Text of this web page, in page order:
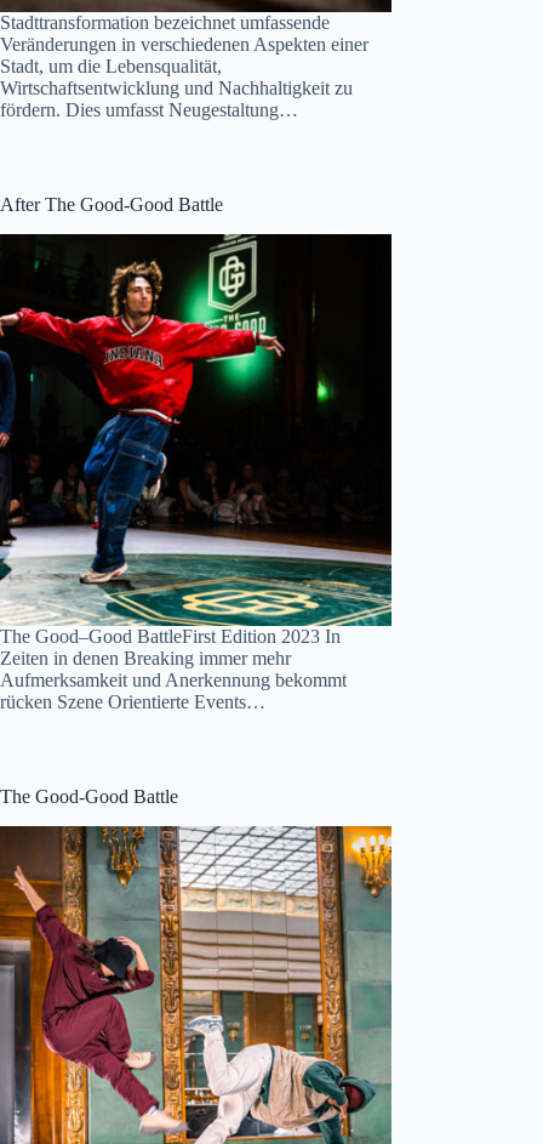
Stadttransformation bezeichnet umfassende
Veränderungen in verschiedenen Aspekten einer
Stadt, um die Lebensqualität,
Wirtschaftsentwicklung und Nachhaltigkeit zu
fördern. Dies umfasst Neugestaltung…
After The Good-Good Battle
The Good–Good BattleFirst Edition 2023 In
Zeiten in denen Breaking immer mehr
Aufmerksamkeit und Anerkennung bekommt
rücken Szene Orientierte Events…
The Good-Good Battle